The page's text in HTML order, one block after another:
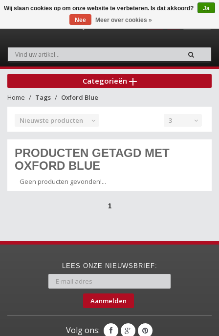
Categorieën
Home Tags Oxford Blue
Nieuwste producten 3
PRODUCTEN GETAGD MET
OXFORD BLUE
Geen producten gevonden!...
1
LEES ONZE NIEUWSBRIEF:
Aanmelden
Volg ons:
Wij slaan cookies op om onze website te verbeteren. Is dat akkoord?
Ja
Nee
Meer over cookies »